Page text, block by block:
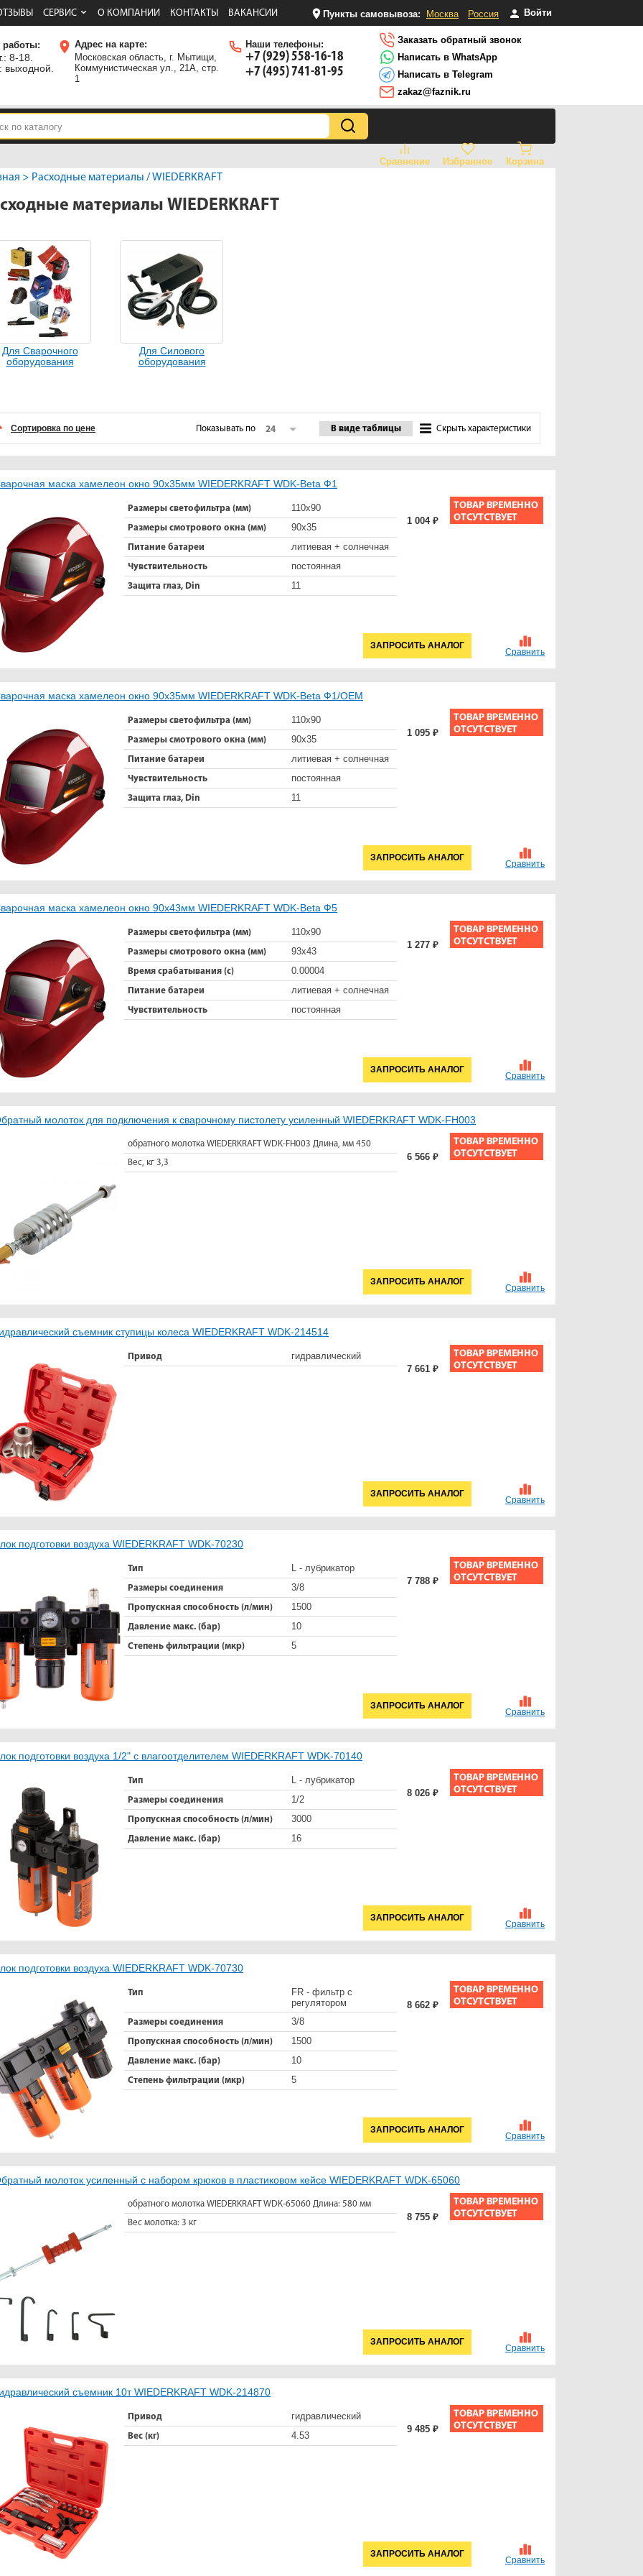
СЕРВИС О КОМПАНИИ КОНТАКТЫ ВАКАНСИИ Пункты самовывоза: Москва Россия Войти
работы:
8-18.
выходной.
Адрес на карте:
Московская область, г. Мытищи,
Коммунистическая ул., 21А, стр.
1
Наши телефоны:
+7 (929) 558-16-18
+7 (495) 741-81-95
Заказать обратный звонок
Написать в WhatsApp
Написать в Telegram
zakaz@faznik.ru
Сравнение Избранное Корзина
> Расходные материалы / WIEDERKRAFT
материалы WIEDERKRAFT
Для Сварочного
оборудования
Для Силового
оборудования
Сортировка по цене Скрыть характеристики
В виде таблицы
Показывать по 24
Сравнить
маска хамелеон окно 90x35мм WIEDERKRAFT WDK-Beta Ф1
Размеры светофильтра (мм) 110х90
Размеры смотрового окна (мм) 90х35
Питание батареи литиевая + солнечная
Чувствительность постоянная
Защита глаз, Din 11
1 004 ₽
ЗАПРОСИТЬ АНАЛОГ
Сравнить
маска хамелеон окно 90x35мм WIEDERKRAFT WDK-Beta Ф1/OEM
Размеры светофильтра (мм) 110х90
Размеры смотрового окна (мм) 90х35
Питание батареи литиевая + солнечная
Чувствительность постоянная
Защита глаз, Din 11
1 095 ₽
ЗАПРОСИТЬ АНАЛОГ
Сравнить
маска хамелеон окно 90x43мм WIEDERKRAFT WDK-Beta Ф5
Размеры светофильтра (мм) 110х90
Размеры смотрового окна (мм) 93х43
Время срабатывания (с) 0.00004
Питание батареи литиевая + солнечная
Чувствительность постоянная
1 277 ₽
ЗАПРОСИТЬ АНАЛОГ
Сравнить
молоток для подключения к сварочному пистолету усиленный WIEDERKRAFT WDK-FH003
обратного молотка WIEDERKRAFT WDK-FH003 Длина, мм 450
Вес, кг 3,3
6 566 ₽
ЗАПРОСИТЬ АНАЛОГ
Сравнить
съемник ступицы колеса WIEDERKRAFT WDK-214514
Привод
гидравлический
7 661 ₽
ЗАПРОСИТЬ АНАЛОГ
Сравнить
подготовки воздуха WIEDERKRAFT WDK-70230
Тип L - лубрикатор
Размеры соединения 3/8
Пропускная способность (л/мин) 1500
Давление макс. (бар) 10
Степень фильтрации (мкр) 5
7 788 ₽
ЗАПРОСИТЬ АНАЛОГ
Сравнить
подготовки воздуха 1/2" с влагоотделителем WIEDERKRAFT WDK-70140
Тип L - лубрикатор
Размеры соединения 1/2
Пропускная способность (л/мин) 3000
Давление макс. (бар) 16
8 026 ₽
ЗАПРОСИТЬ АНАЛОГ
Сравнить
подготовки воздуха WIEDERKRAFT WDK-70730
Тип
FR - фильтр с
регулятором
Размеры соединения 3/8
Пропускная способность (л/мин) 1500
Давление макс. (бар) 10
Степень фильтрации (мкр) 5
8 662 ₽
ЗАПРОСИТЬ АНАЛОГ
Сравнить
молоток усиленный с набором крюков в пластиковом кейсе WIEDERKRAFT WDK-65060
обратного молотка WIEDERKRAFT WDK-65060 Длина: 580 мм
Вес молотка: 3 кг
8 755 ₽
ЗАПРОСИТЬ АНАЛОГ
Сравнить
съемник 10т WIEDERKRAFT WDK-214870
Привод гидравлический
Вес (кг) 4.53
9 485 ₽
ЗАПРОСИТЬ АНАЛОГ